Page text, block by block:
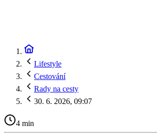
Lifestyle
Cestování
Rady na cesty
30. 6. 2026, 09:07
4 min